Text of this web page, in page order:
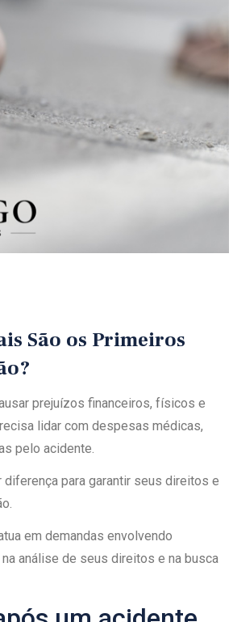
São os Primeiros
prejuízos financeiros, físicos e
lidar com despesas médicas,
pelo acidente.
para garantir seus direitos e
em demandas envolvendo
análise de seus direitos e na busca